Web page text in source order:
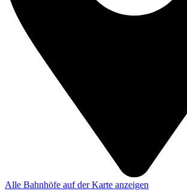
Alle Bahnhöfe auf der Karte anzeigen